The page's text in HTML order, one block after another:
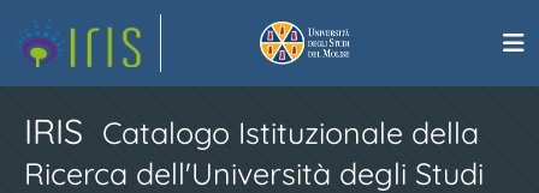
IRIS Catalogo Istituzionale della
Ricerca dell'Università degli Studi